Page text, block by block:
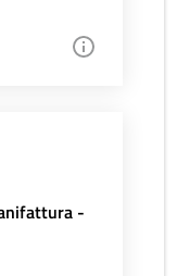
-